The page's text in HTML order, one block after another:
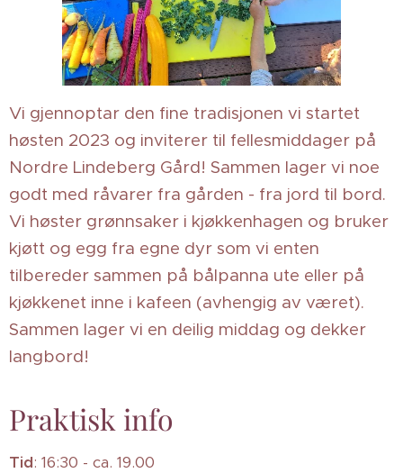
Vi gjennoptar den fine tradisjonen vi startet
høsten 2023 og inviterer til fellesmiddager på
Nordre Lindeberg Gård! Sammen lager vi noe
godt med råvarer fra gården - fra jord til bord.
Vi høster grønnsaker i kjøkkenhagen og bruker
kjøtt og egg fra egne dyr som vi enten
tilbereder sammen på bålpanna ute eller på
kjøkkenet inne i kafeen (avhengig av været).
Sammen lager vi en deilig middag og dekker
langbord!
Praktisk info
Tid: 16:30 - ca. 19.00